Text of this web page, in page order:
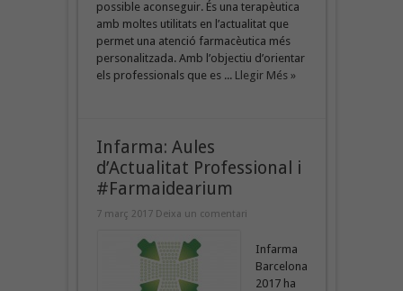
possible aconseguir. És una terapèutica
amb moltes utilitats en l’actualitat que
permet una atenció farmacèutica més
personalitzada. Amb l’objectiu d’orientar
els professionals que es ... Llegir Més »
Infarma: Aules
d’Actualitat Professional i
#Farmaidearium
7 març 2017 Deixa un comentari
Infarma
Barcelona
2017 ha